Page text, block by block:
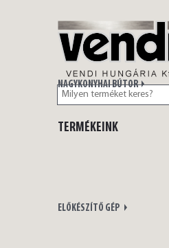
HUNGÁRIA Kft.
TERMÉKEINK
NAGYKONYHAI BÚTOR
ELŐKÉSZÍTŐ GÉP